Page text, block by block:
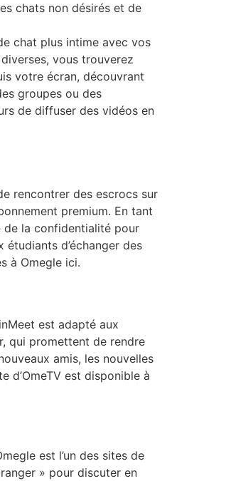
chats non désirés et de
chat plus intime avec vos
vous trouverez
votre écran, découvrant
groupes ou des
de diffuser des vidéos en
rencontrer des escrocs sur
premium. En tant
de la confidentialité pour
d’échanger des
à Omegle ici.
est adapté aux
qui promettent de rendre
amis, les nouvelles
d’OmeTV est disponible à
est l’un des sites de
» pour discuter en